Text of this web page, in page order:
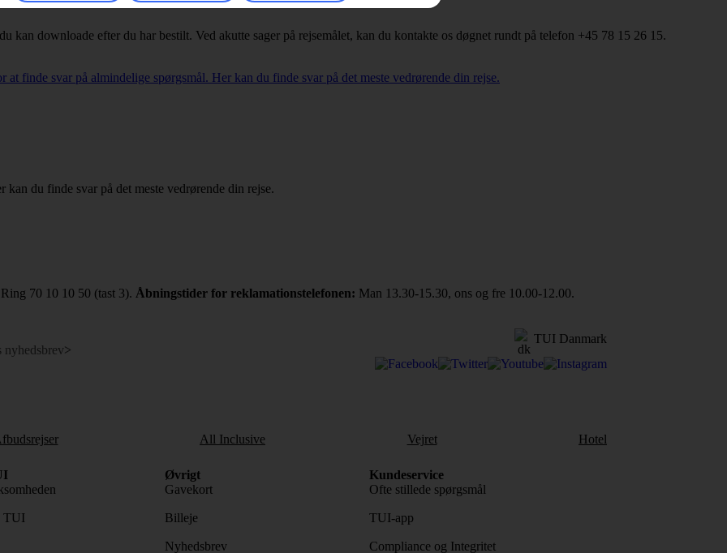
kan downloade efter du har bestilt. Ved akutte sager på rejsemålet, kan du kontakte os døgnet rundt på telefon +45 78 15 26 15.
finde svar på almindelige spørgsmål. Her kan du finde svar på det meste vedrørende din rejse.
du finde svar på det meste vedrørende din rejse.
70 10 10 50 (tast 3). Åbningstider for reklamationstelefonen: Man 13.30-15.30, ons og fre 10.00-12.00.
>
TUI Danmark
All Inclusive Vejret Hotel
TUI
Øvrigt
Gavekort
Billeje
Nyhedsbrev
Kundeservice
Ofte stillede spørgsmål
TUI-app
Compliance og Integritet